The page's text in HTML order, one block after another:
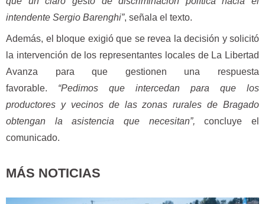
intendente Sergio Barenghi”, señala el texto.
Además, el bloque exigió que se revea la decisión y solicitó
la intervención de los representantes locales de La Libertad
Avanza para que gestionen una respuesta
favorable. “Pedimos que intercedan para que los
productores y vecinos de las zonas rurales de Bragado
obtengan la asistencia que necesitan”, concluye el
comunicado.
MÁS NOTICIAS